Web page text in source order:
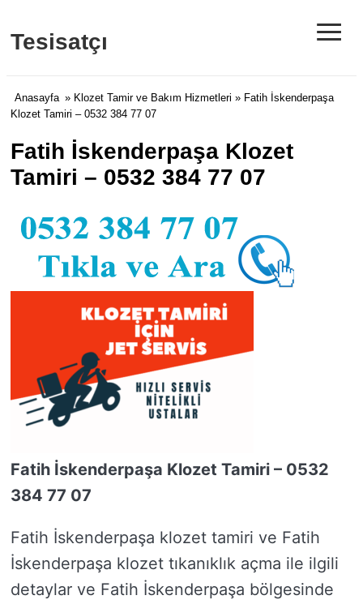
Tesisatçı ≡
Anasayfa » Klozet Tamir ve Bakım Hizmetleri » Fatih İskenderpaşa
Klozet Tamiri – 0532 384 77 07
Fatih İskenderpaşa Klozet
Tamiri – 0532 384 77 07
Fatih İskenderpaşa Klozet Tamiri – 0532
384 77 07
Fatih İskenderpaşa klozet tamiri ve Fatih
İskenderpaşa klozet tıkanıklık açma ile ilgili
detaylar ve Fatih İskenderpaşa bölgesinde